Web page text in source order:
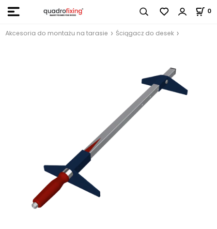
0
Akcesoria do montażu na tarasie Ściągacz do desek